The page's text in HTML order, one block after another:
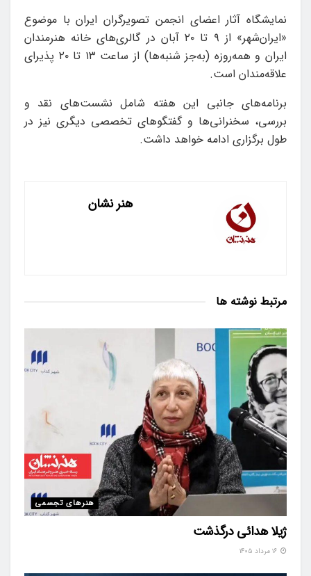
نمایشگاه آثار اعضای انجمن تصویرگران ایران با موضوع
«ایران‌شهر» از ۹ تا ۲۰ آبان در گالری‌های خانه هنرمندان
ایران و همه‌روزه (به‌جز شنبه‌ها) از ساعت ۱۳ تا ۲۰ پذیرای
علاقه‌مندان است.
برنامه‌های جانبی این هفته شامل نشست‌های نقد و
بررسی، سخنرانی‌ها و گفتگوهای تخصصی دیگری نیز در
طول برگزاری ادامه خواهد داشت.
هنر نشان
مرتبط نوشته ها
هنرهای تجسمی
ژیلا هدائی درگذشت